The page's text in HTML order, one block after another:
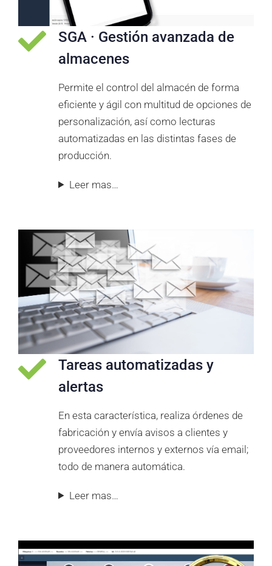
SGA · Gestión avanzada de
almacenes
Permite el control del almacén de forma
eficiente y ágil con multitud de opciones de
personalización, así como lecturas
automatizadas en las distintas fases de
producción.
Leer mas…
Tareas automatizadas y
alertas
En esta característica, realiza órdenes de
fabricación y envía avisos a clientes y
proveedores internos y externos vía email;
todo de manera automática.
Leer mas…